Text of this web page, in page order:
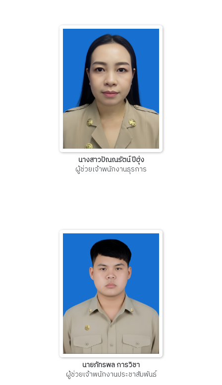
นางสาวปัณณรัตน์ ปีฮุ่ง
ผู้ช่วยเจ้าพนักงานธุรการ
นายภัทรพล การวิชา
ผู้ช่วยเจ้าพนักงานประชาสัมพันธ์